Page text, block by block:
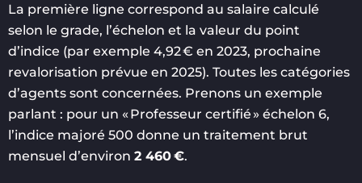
La première ligne correspond au salaire calculé
selon le grade, l’échelon et la valeur du point
d’indice (par exemple 4,92 € en 2023, prochaine
revalorisation prévue en 2025). Toutes les catégories
d’agents sont concernées. Prenons un exemple
parlant : pour un « Professeur certifié » échelon 6,
l’indice majoré 500 donne un traitement brut
mensuel d’environ 2 460 €.